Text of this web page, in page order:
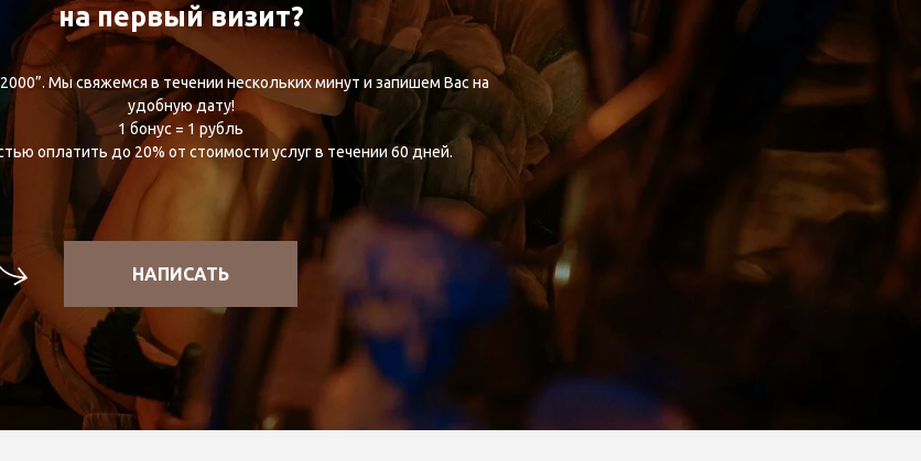
на первый визит?
Мы свяжемся в течении нескольких минут и запишем Вас на
удобную дату!
1 бонус = 1 рубль
оплатить до 20% от стоимости услуг в течении 60 дней.
НАПИСАТЬ